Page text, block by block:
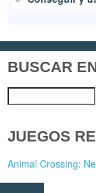
BUSCAR
JUEGOS
Animal Crossing: